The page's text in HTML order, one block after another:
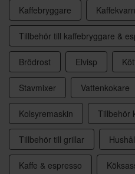
Kaffebryggare Kaffekvarn
Tillbehör till kaffebryggare &
Brödrost Elvisp
Stavmixer Vattenkokare
Kolsyremaskin Tillbehör
Tillbehör till grillar
Kaffe & espresso